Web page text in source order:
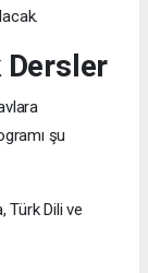
Dersler
şu
Türk Dili ve